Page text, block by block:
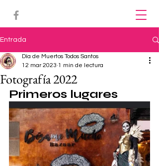
Entrada
Fotografía 2022
Día de Muertos Todos Santos
12 mar 2023 1 min de lectura
Primeros lugares